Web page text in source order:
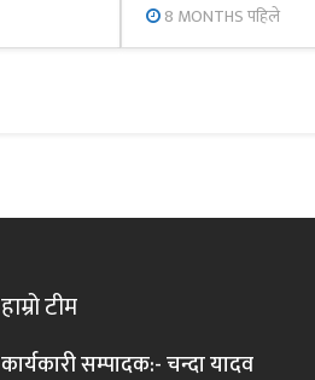
8 MONTHS पहिले
हाम्रो टीम
कार्यकारी सम्पादक:- चन्दा यादव